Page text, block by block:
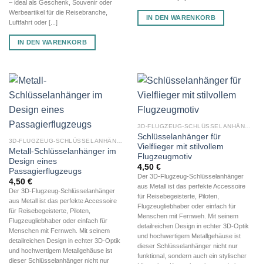
– ideal als Geschenk, Souvenir oder
Werbeartikel für die Reisebranche,
Luftfahrt oder [...]
IN DEN WARENKORB
IN DEN WARENKORB
Metall-Schlüsselanhänger im
Design eines
Passagierflugzeugs
4,50 €
Der 3D-Flugzeug-Schlüsselanhänger
aus Metall ist das perfekte Accessoire
für Reisebegeisterte, Piloten,
Flugzeugliebhaber oder einfach für
Menschen mit Fernweh. Mit seinem
detailreichen Design in echter 3D-Optik
und hochwertigem Metallgehäuse ist
dieser Schlüsselanhänger nicht nur
Schlüsselanhänger für
Vielflieger mit stilvollem
Flugzeugmotiv
4,50 €
Der 3D-Flugzeug-Schlüsselanhänger
aus Metall ist das perfekte Accessoire
für Reisebegeisterte, Piloten,
Flugzeugliebhaber oder einfach für
Menschen mit Fernweh. Mit seinem
detailreichen Design in echter 3D-Optik
und hochwertigem Metallgehäuse ist
dieser Schlüsselanhänger nicht nur
funktional, sondern auch ein stylischer